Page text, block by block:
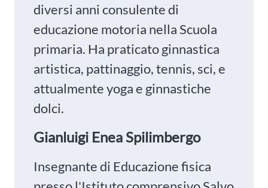
diversi anni consulente di
educazione motoria nella Scuola
primaria. Ha praticato ginnastica
artistica, pattinaggio, tennis, sci, e
attualmente yoga e ginnastiche
dolci.
Gianluigi Enea Spilimbergo
Insegnante di Educazione fisica